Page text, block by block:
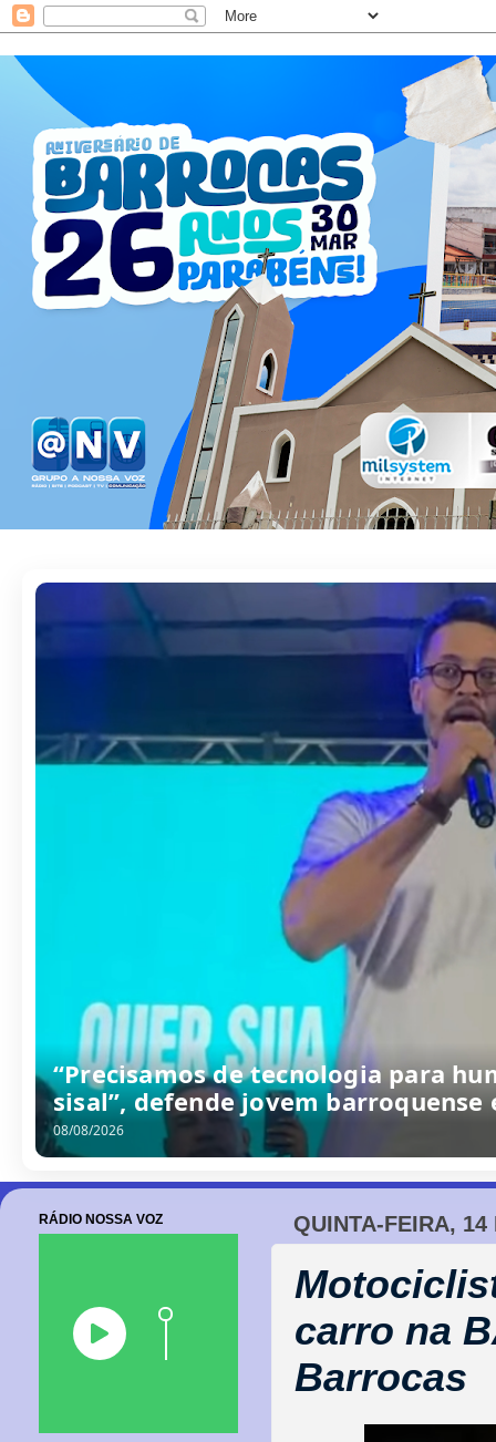
“Precisamos de tecnologia para
sisal”, defende jovem
08/08/2026
QUINTA-FEIRA, 14
carro na
Barrocas
RÁDIO NOSSA VOZ